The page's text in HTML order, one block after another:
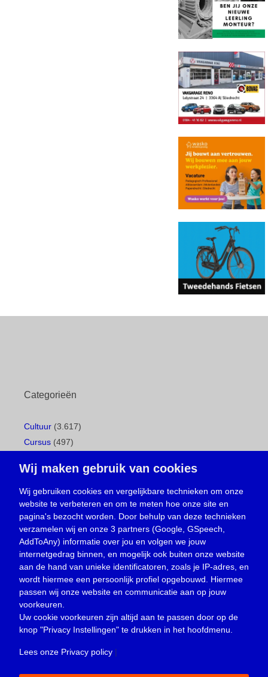
Categorieën
Cultuur (3.617)
Cursus (497)
Gemeentepagina(104)
Ingezonden brief(537)
Media(156)
Nieuws (23.329)
Oproep(734)
Overlijden(39)
Podcast(18)
prijsvraag (5)
Religie (1.438)
Service(226)
Wij maken gebruik van cookies
Wij gebruiken cookies en vergelijkbare technieken om onze
website te verbeteren en om te meten hoe onze site en
pagina's bezocht worden. Door behulp van deze technieken
verzamelen wij en onze 3 partners (Google, GSpeech,
AddToAny) informatie over jou en volgen we jouw
internetgedrag binnen, en mogelijk ook buiten onze website
aan de hand van unieke identificatoren, zoals je IP-adres, en
wordt hiermee een persoonlijk profiel opgebouwd. Hiermee
passen wij onze website en communicatie aan op jouw
voorkeuren.
Uw cookie voorkeuren zijn altijd aan te passen door op de
knop "Privacy Instellingen" te drukken in het hoofdmenu.
Lees onze Privacy policy |